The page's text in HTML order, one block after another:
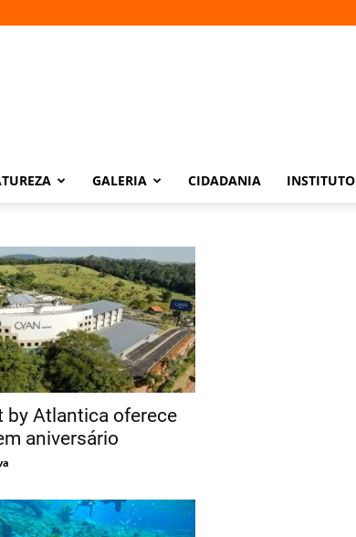
GALERIA CIDADANIA INSTITUTO
by Atlantica oferece
aniversário